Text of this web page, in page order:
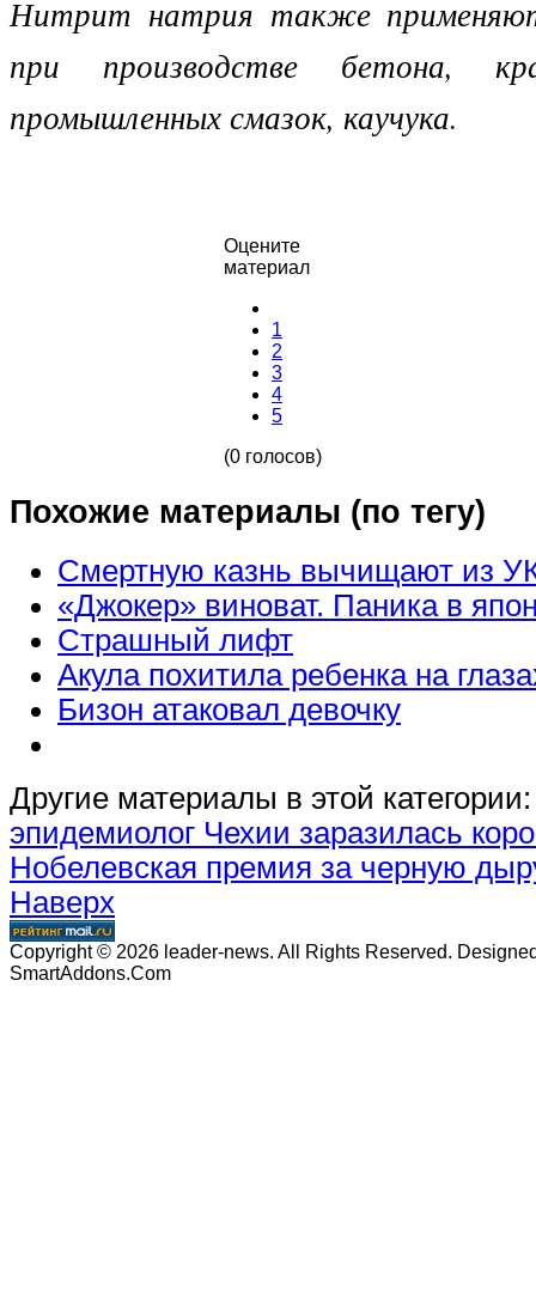
Нитрит натрия также
при производстве бетона,
промышленных смазок, каучука.
Оцените
материал
1
2
3
4
5
(0 голосов)
Похожие материалы (по тегу)
Смертную казнь вычищают из
«Джокер» виноват. Паника в
Страшный лифт
Акула похитила ребенка на
Бизон атаковал девочку
Другие материалы в этой категории:
эпидемиолог Чехии заразилась
Нобелевская премия за черную
Наверх
Copyright © 2026 leader-news. All Rights Reserved.
SmartAddons.Com